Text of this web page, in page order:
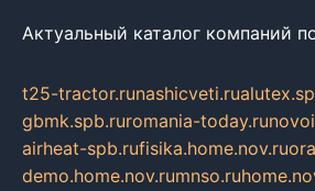
Актуальный каталог компаний
t25-tractor.runashicveti.ru
gbmk.spb.ruromania-today.ru
airheat-spb.rufisika.home.nov.ru
demo.home.nov.rumnso.ru